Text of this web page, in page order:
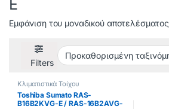
E
Εμφάνιση του μοναδικού αποτελέσματος
Filters
Κλιματιστικά Τοίχου
Toshiba Sumato RAS-
B16B2KVG-E / RAS-16B2AVG-